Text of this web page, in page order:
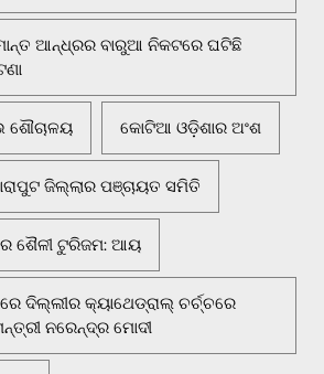
ଆନ୍ଧ୍ରର ବାରୁଆ ନିକଟରେ ଘଟିଛି
ଶୌଚାଳୟ କୋଟିଆ ଓଡ଼ିଶାର ଅଂଶ
ଜିଲ୍ଲାର ପଞ୍ଚାୟତ ସମିତି
ଶୈଳୀ ଟୁରିଜମ: ଆୟ
ଦିଲ୍ଲୀର କ୍ୟାଥେଡ୍ରାଲ୍ ଚର୍ଚ୍ଚରେ
ନରେନ୍ଦ୍ର ମୋଦୀ